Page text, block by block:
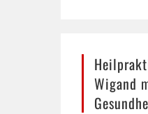
Wigand